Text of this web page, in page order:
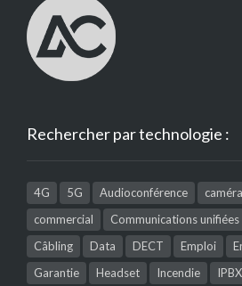
Rechercher par technologie :
4G 5G Audioconférence caméra
commercial
Communications unifiées
Câbling
Data DECT Emploi
Garantie
Headset Incendie IPBX